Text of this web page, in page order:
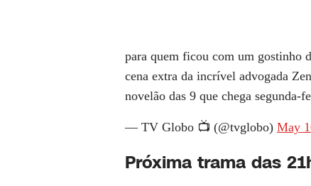
para quem ficou com um gostinho
cena extra da incrível advogada
novelão das 9 que chega segunda-
— TV Globo 📺 (@tvglobo) May
Próxima trama das